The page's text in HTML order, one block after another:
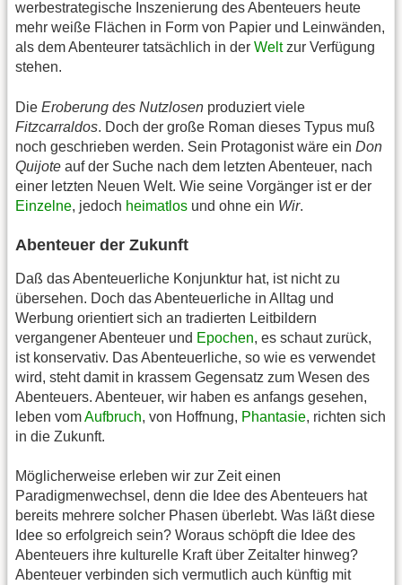
werbestrategische Inszenierung des Abenteuers heute
mehr weiße Flächen in Form von Papier und Leinwänden,
als dem Abenteurer tatsächlich in der Weltzur Verfügung
stehen.
Die Eroberung des Nutzlosen produziert viele
Fitzcarraldos. Doch der große Roman dieses Typus muß
noch geschrieben werden. Sein Protagonist wäre ein Don
Quijote auf der Suche nach dem letzten Abenteuer, nach
einer letzten Neuen Welt. Wie seine Vorgänger ist er der
Einzelne, jedoch heimatlos und ohne ein Wir.
Abenteuer der Zukunft
Daß das Abenteuerliche Konjunktur hat, ist nicht zu
übersehen. Doch das Abenteuerliche in Alltag und
Werbung orientiert sich an tradierten Leitbildern
vergangener Abenteuer und Epochen, es schaut zurück,
ist konservativ. Das Abenteuerliche, so wie es verwendet
wird, steht damit in krassem Gegensatz zum Wesen des
Abenteuers. Abenteuer, wir haben es anfangs gesehen,
leben vomAufbruch, von Hoffnung, Phantasie, richten sich
in die Zukunft.
Möglicherweise erleben wir zur Zeit einen
Paradigmenwechsel, denn die Idee des Abenteuers hat
bereits mehrere solcher Phasen überlebt. Was läßt diese
Idee so erfolgreich sein? Woraus schöpft die Idee des
Abenteuers ihre kulturelle Kraft über Zeitalter hinweg?
Abenteuer verbinden sich vermutlich auch künftig mit